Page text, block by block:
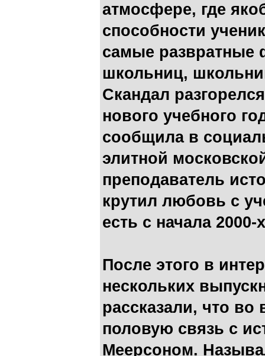
атмосфере, где
способности
самые развратные
школьниц,
Скандал
нового учебного
сообщила в
элитной
преподаватель
крутил любовь с
есть с начала 2000-
После этого в
нескольких
рассказали, что
половую связь с
Меерсоном.